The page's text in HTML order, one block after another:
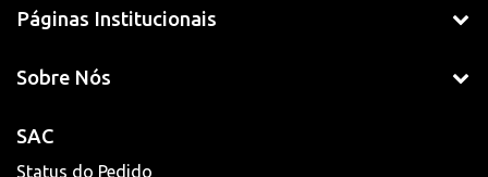
Páginas Institucionais
Sobre Nós
SAC
Status do Pedido